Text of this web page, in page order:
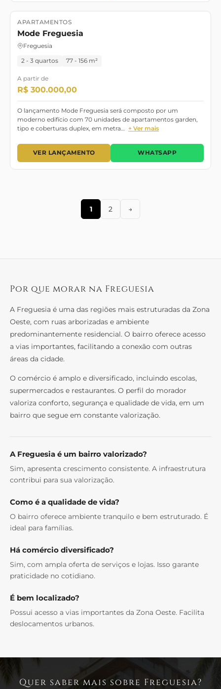
Lançamento
APARTAMENTOS
Mode Freguesia
Freguesia
2 - 3 quartos 77 - 156 m²
A partir de
R$ 300.000,00
O lançamento Mode Freguesia será composto por um
moderno edifício com 70 unidades de apartamentos garden,
tipo e coberturas duplex, em metra… + Ver mais
VER LANÇAMENTO WHATSAPP
1 2 →
Por que morar na Freguesia
A Freguesia é uma das regiões mais estruturadas da Zona
Oeste, com ruas arborizadas e ambiente
predominantemente residencial. O bairro oferece acesso
a vias importantes, facilitando a conexão com outras
áreas da cidade.
O comércio é amplo e diversificado, incluindo escolas,
supermercados e restaurantes. O perfil do morador
valoriza conforto, segurança e qualidade de vida, em um
bairro que segue em constante valorização.
A Freguesia é um bairro valorizado?
Sim, apresenta crescimento consistente. A infraestrutura
contribui para sua valorização.
Como é a qualidade de vida?
O bairro oferece ambiente tranquilo e bem estruturado. É
ideal para famílias.
Há comércio diversificado?
Sim, com ampla oferta de serviços e lojas. Isso garante
praticidade no cotidiano.
É bem localizado?
Possui acesso a vias importantes da Zona Oeste. Facilita
deslocamentos urbanos.
Quer saber mais sobre Freguesia?